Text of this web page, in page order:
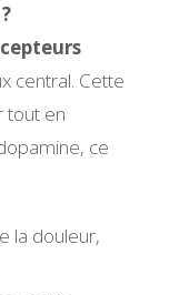
central. Cette
tout en
ce
la douleur,